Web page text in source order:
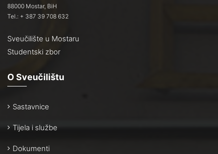
88000 Mostar, BiH
Tel.: + 387 39 708 632
Sveučilište u Mostaru
Studentski zbor
O Sveučilištu
Sastavnice
Tijela i službe
Dokumenti